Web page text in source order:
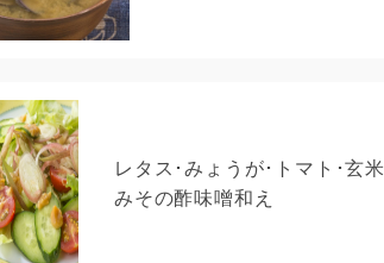
レタス･みょうが･トマト･玄米
みその酢味噌和え